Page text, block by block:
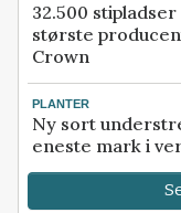
32.500
største
Crown
PLANTER
Ny sort
eneste mark i